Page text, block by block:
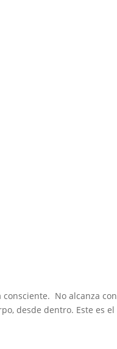
No alcanza con
desde dentro. Este es el